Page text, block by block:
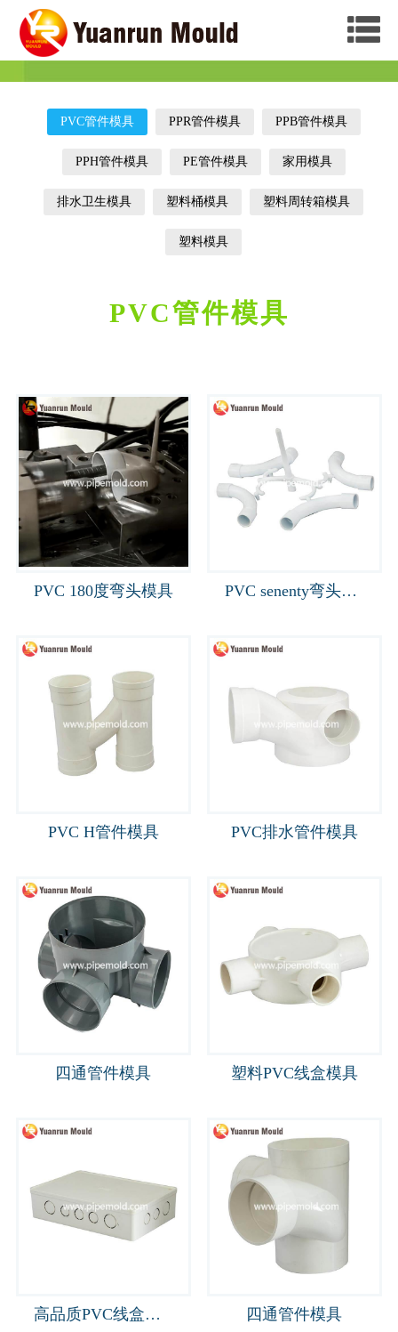
PVC管件模具 PPR管件模具 PPB管件模具
PPH管件模具 PE管件模具 家用模具
排水卫生模具 塑料桶模具 塑料周转箱模具
塑料模具
PVC管件模具
PVC 180度弯头模具 PVC senenty弯头管件模具
PVC H管件模具 PVC排水管件模具
四通管件模具 塑料PVC线盒模具
高品质PVC线盒模具 四通管件模具